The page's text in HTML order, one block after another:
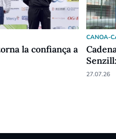
la confiança a
CANOA-
vinent
27.07.26